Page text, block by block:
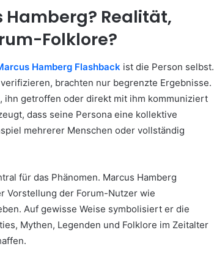
Hamberg? Realität,
Folklore?
Hamberg Flashback ist die Person selbst.
brachten nur begrenzte Ergebnisse.
ihn getroffen oder direkt mit ihm kommuniziert
dass seine Persona eine kollektive
mehrerer Menschen oder vollständig
für das Phänomen. Marcus Hamberg
Vorstellung der Forum-Nutzer wie
Auf gewisse Weise symbolisiert er die
Mythen, Legenden und Folklore im Zeitalter